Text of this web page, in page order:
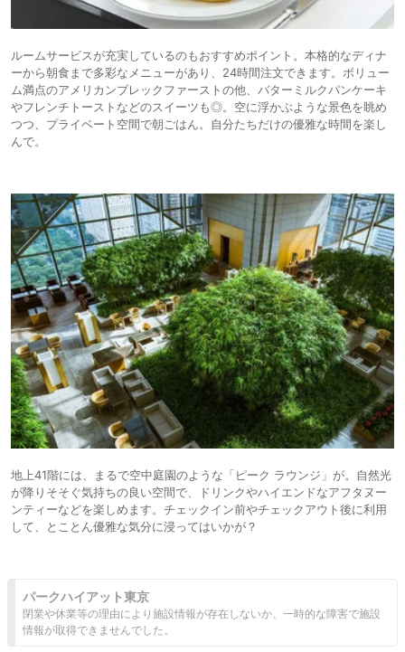
ルームサービスが充実しているのもおすすめポイント。本格的なディナ
ーから朝食まで多彩なメニューがあり、24時間注文できます。ボリュー
ム満点のアメリカンブレックファーストの他、バターミルクパンケーキ
やフレンチトーストなどのスイーツも◎。空に浮かぶような景色を眺め
つつ、プライベート空間で朝ごはん。自分たちだけの優雅な時間を楽し
んで。
地上41階には、まるで空中庭園のような「ピーク ラウンジ」が。自然光
が降りそそぐ気持ちの良い空間で、ドリンクやハイエンドなアフタヌー
ンティーなどを楽しめます。チェックイン前やチェックアウト後に利用
して、とことん優雅な気分に浸ってはいかが？
パークハイアット東京
閉業や休業等の理由により施設情報が存在しないか、一時的な障害で施設
情報が取得できませんでした。